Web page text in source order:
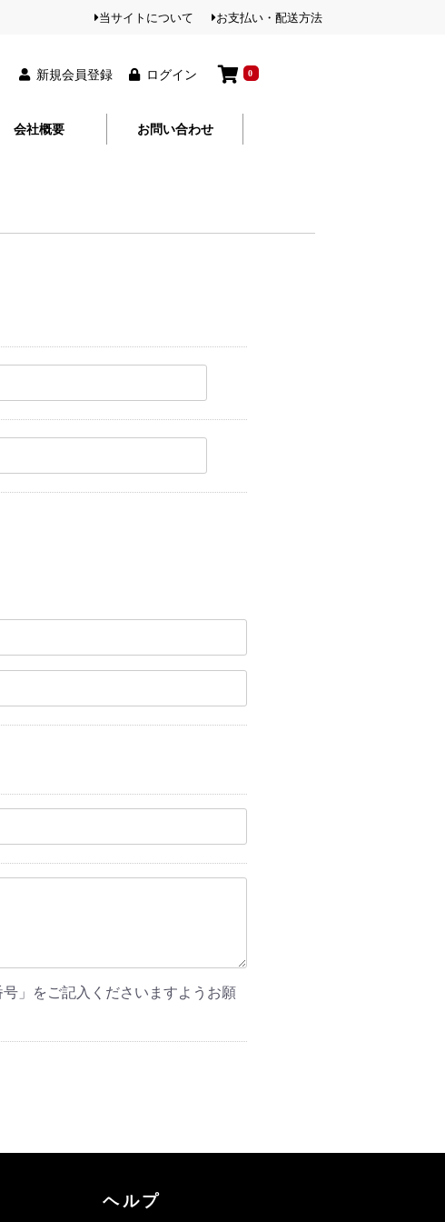
当サイトについて お支払い・配送方法
新規会員登録 ログイン 0
会社概要 お問い合わせ
」をご記入くださいますようお願
ヘルプ